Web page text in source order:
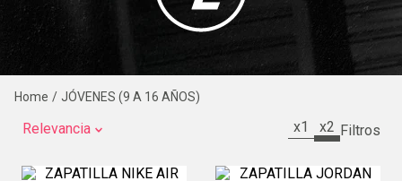
JÓVENES (9 A 16 AÑOS)
Relevancia x1 x2